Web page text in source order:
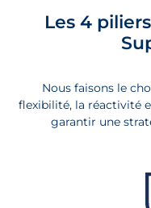
Les 4
Nous faisons le
flexibilité, la réactivité
garantir une